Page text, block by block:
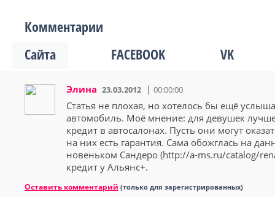
Комментарии
Сайта
FACEBOOK VK
Элина 23.03.2012 00:00:00
Статья не плохая, но хотелось бы ещё
автомобиль. Моё мнение: для девушек
кредит в автосалонах. Пусть они могут
на них есть гарантия. Сама обожглась на
новеньком Сандеро (http://a-ms.ru/catalog/
кредит у Альянс+.
Оставить комментарий (только для зарегистрированных)